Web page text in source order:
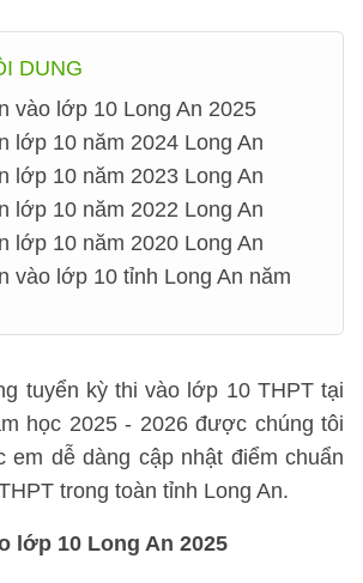
DUNG
vào lớp 10 Long An 2025
lớp 10 năm 2024 Long An
lớp 10 năm 2023 Long An
lớp 10 năm 2022 Long An
lớp 10 năm 2020 Long An
vào lớp 10 tỉnh Long An năm
tuyển kỳ thi vào lớp 10 THPT tại
học 2025 - 2026 được chúng tôi
em dễ dàng cập nhật điểm chuẩn
trong toàn tỉnh Long An.
lớp 10 Long An 2025